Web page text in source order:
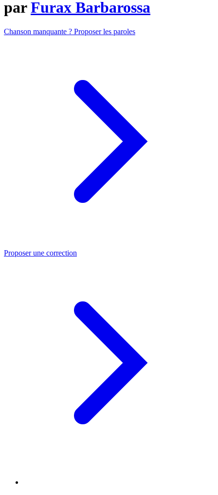
parFurax Barbarossa
Chanson manquante ? Proposer les paroles
Proposer une correction